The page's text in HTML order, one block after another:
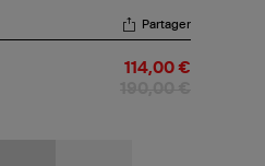
Partager
114,00 €